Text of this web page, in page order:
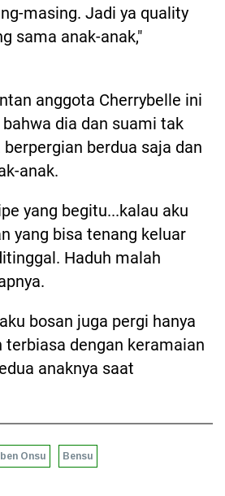
masing. Jadi ya quality
sama anak-anak,"
anggota Cherrybelle ini
dia dan suami tak
berdua saja dan
anak.
yang begitu...kalau aku
yang bisa tenang keluar
Haduh malah
bosan juga pergi hanya
terbiasa dengan keramaian
anaknya saat
Onsu Bensu